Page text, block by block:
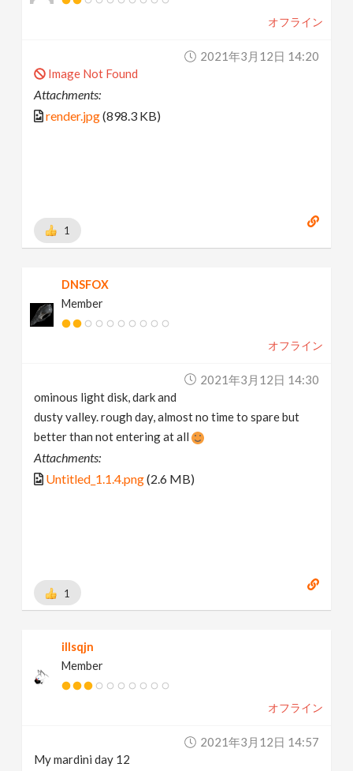
オフライン
2021年3月12日 14:20
Image Not Found
Attachments:
render.jpg(898.3 KB)
1
DNSFOX
Member
オフライン
2021年3月12日 14:30
ominous light disk, dark and
dusty valley. rough day, almost no time to spare but
better than not entering at all
Attachments:
Untitled_1.1.4.png(2.6 MB)
1
illsqjn
Member
オフライン
2021年3月12日 14:57
My mardini day 12